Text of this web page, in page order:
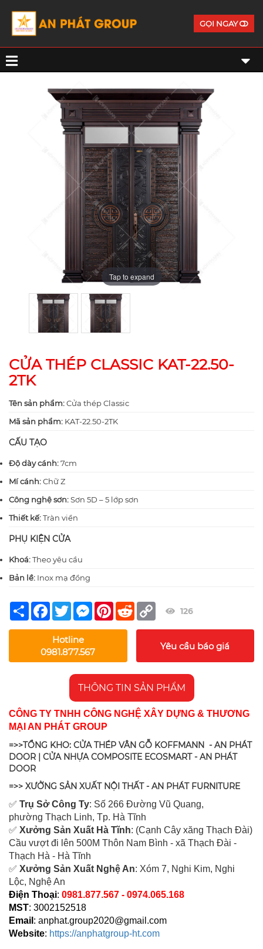
GỌI NGAY
Tap to expand
Tap to expand
CỬA THÉP CLASSIC KAT-22.50-
2TK
Tên sản phẩm:Cửa thép Classic
Mã sản phẩm: KAT-22.50-2TK
CẤU TẠO
Độ dày cánh:7cm
Mí cánh:Chữ Z
Công nghệ sơn:Sơn 5D – 5 lớp sơn
Thiết kế:Tràn viền
PHỤ KIỆN CỬA
Khoá:Theo yêu cầu
Bản lề: Inox mạ đồng
Share Facebook
TwitterMessengerPinterest
Reddit Copy
Link
126
Hotline
0981.877.567
Yêu cầu báo giá
THÔNG TIN SẢN PHẨM
CÔNG TY TNHH CÔNG NGHỆ XÂY DỰNG & THƯƠNG
MẠI AN PHÁT GROUP
=>>TỔNG KHO: CỬA THÉP VÂN GỖ KOFFMANN - AN PHÁT
DOOR | CỬA NHỰA COMPOSITE ECOSMART - AN PHÁT
DOOR
=>> XƯỞNG SẢN XUẤT NỘI THẤT - AN PHÁT FURNITURE
✅ Trụ Sở Công Ty: Số 266 Đường Vũ Quang,
phường Thạch Linh, Tp. Hà Tĩnh
✅ Xưởng Sản Xuất Hà Tĩnh: (Cạnh Cây xăng Thạch Đài)
Cầu vượt đi lên 500M Thôn Nam Bình - xã Thạch Đài -
Thạch Hà - Hà Tĩnh
✅ Xưởng Sản Xuất Nghệ An: Xóm 7, Nghi Kim, Nghi
Lộc, Nghệ An
Điện Thoại: 0981.877.567 - 0974.065.168
MST: 3002152518
Email : anphat.group2020@gmail.com
Website: https://anphatgroup-ht.com